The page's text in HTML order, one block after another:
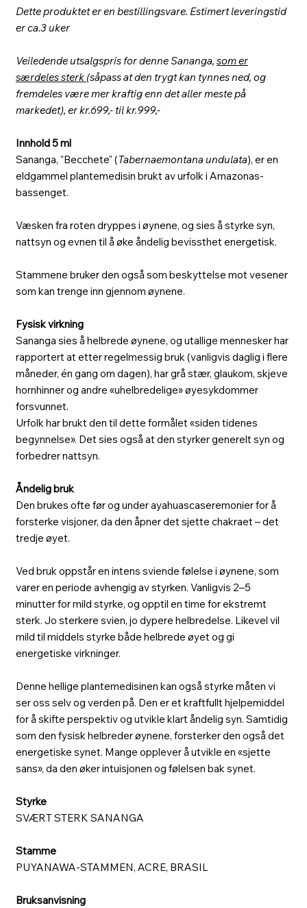
Dette produktet er en bestillingsvare. Estimert leveringstid
er ca.3 uker
Veiledende utsalgspris for denne Sananga, som er
særdeles sterk (såpass at den trygt kan tynnes ned, og
fremdeles være mer kraftig enn det aller meste på
markedet), er kr.699,- til kr.999,-
Innhold 5 ml
Sananga, "Becchete" (Tabernaemontana undulata), er en
eldgammel plantemedisin brukt av urfolk i Amazonas-
bassenget.
Væsken fra roten dryppes i øynene, og sies å styrke syn,
nattsyn og evnen til å øke åndelig bevissthet energetisk.
Stammene bruker den også som beskyttelse mot vesener
som kan trenge inn gjennom øynene.
Fysisk virkning
Sananga sies å helbrede øynene, og utallige mennesker har
rapportert at etter regelmessig bruk (vanligvis daglig i flere
måneder, én gang om dagen), har grå stær, glaukom, skjeve
hornhinner og andre «uhelbredelige» øyesykdommer
forsvunnet.
Urfolk har brukt den til dette formålet «siden tidenes
begynnelse». Det sies også at den styrker generelt syn og
forbedrer nattsyn.
Åndelig bruk
Den brukes ofte før og under ayahuascaseremonier for å
forsterke visjoner, da den åpner det sjette chakraet – det
tredje øyet.
Ved bruk oppstår en intens sviende følelse i øynene, som
varer en periode avhengig av styrken. Vanligvis 2–5
minutter for mild styrke, og opptil en time for ekstremt
sterk. Jo sterkere svien, jo dypere helbredelse. Likevel vil
mild til middels styrke både helbrede øyet og gi
energetiske virkninger.
Denne hellige plantemedisinen kan også styrke måten vi
ser oss selv og verden på. Den er et kraftfullt hjelpemiddel
for å skifte perspektiv og utvikle klart åndelig syn. Samtidig
som den fysisk helbreder øynene, forsterker den også det
energetiske synet. Mange opplever å utvikle en «sjette
sans», da den øker intuisjonen og følelsen bak synet.
Styrke
SVÆRT STERK SANANGA
Stamme
PUYANAWA-STAMMEN, ACRE, BRASIL
Bruksanvisning